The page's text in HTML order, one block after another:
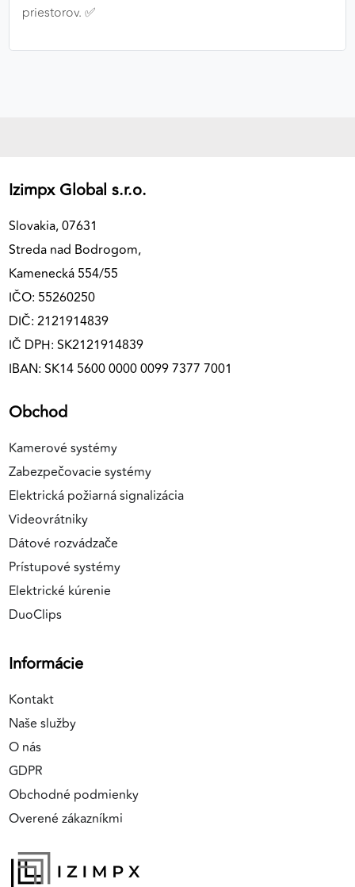
priestorov. ✅
Izimpx Global s.r.o.
Slovakia, 07631
Streda nad Bodrogom,
Kamenecká 554/55
IČO: 55260250
DIČ: 2121914839
IČ DPH: SK2121914839
IBAN: SK14 5600 0000 0099 7377 7001
Obchod
Kamerové systémy
Zabezpečovacie systémy
Elektrická požiarná signalizácia
Videovrátniky
Dátové rozvádzače
Prístupové systémy
Elektrické kúrenie
DuoClips
Informácie
Kontakt
Naše služby
O nás
GDPR
Obchodné podmienky
Overené zákazníkmi